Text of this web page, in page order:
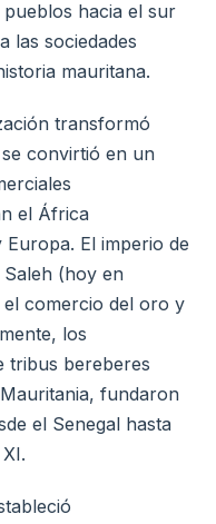
hacia el sur
las sociedades
mauritana.
transformó
convirtió en un
el África
El imperio de
(hoy en
comercio del oro y
los
tribus bereberes
fundaron
el Senegal hasta